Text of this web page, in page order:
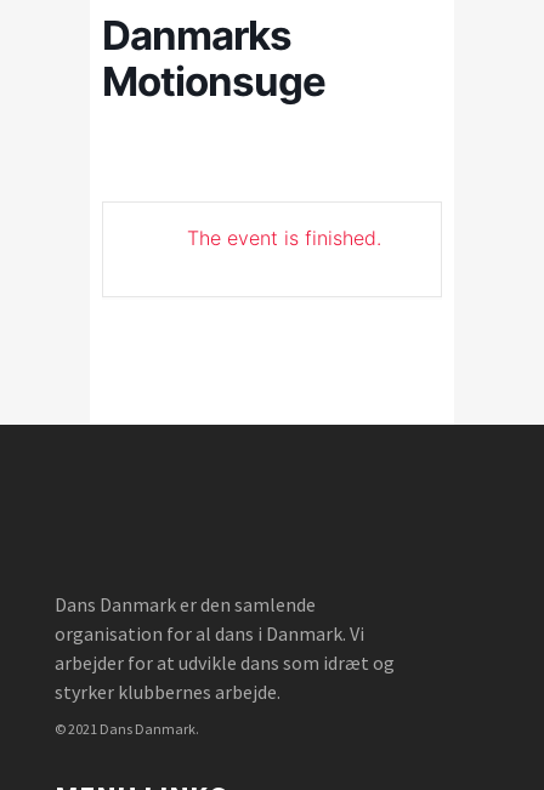
Danmarks
Motionsuge
The event is finished.
Dans Danmark er den samlende
organisation for al dans i Danmark. Vi
arbejder for at udvikle dans som idræt og
styrker klubbernes arbejde.
© 2021 Dans Danmark.